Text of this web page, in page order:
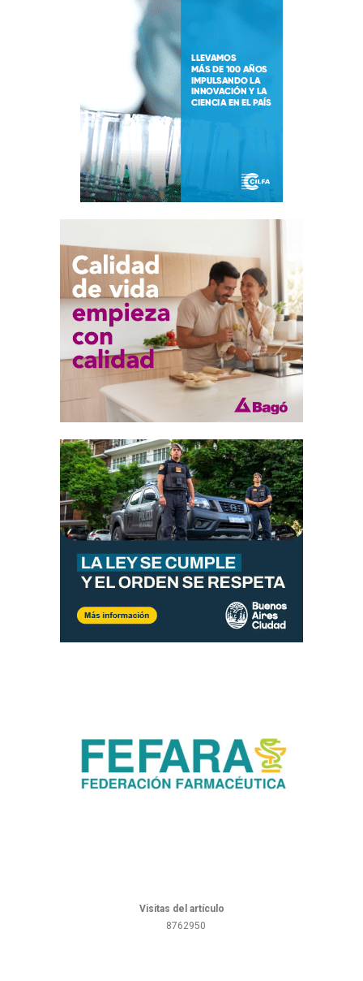
Visitas del artículo
8762950